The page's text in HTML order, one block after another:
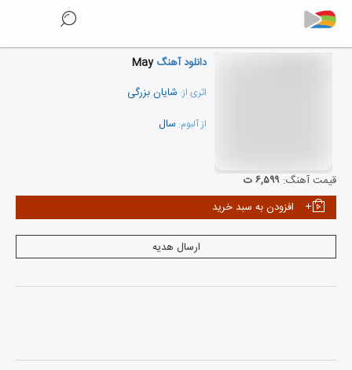
دانلود آهنگMay
اثری از: شایان بزرگی
از آلبوم: سال
قیمت آهنگ: ۶,۵۹۹ ت
افزودن به سبد خرید
ارسال هدیه